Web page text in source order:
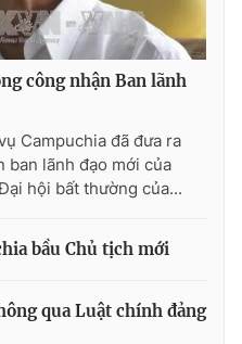
điện tử số 483/GP-BTTTT
công nhận Ban lãnh
Campuchia đã đưa ra
ban lãnh đạo mới của
hội bất thường của...
bầu Chủ tịch mới
qua Luật chính đảng